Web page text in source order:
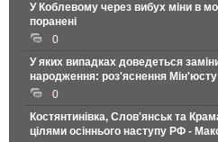
У Коблевому через вибух міни в
поранені
0
У яких випадках доведеться
народження: роз'яснення Мін'юсту
0
Костянтинівка, Слов'янськ та
цілями осіннього наступу РФ -